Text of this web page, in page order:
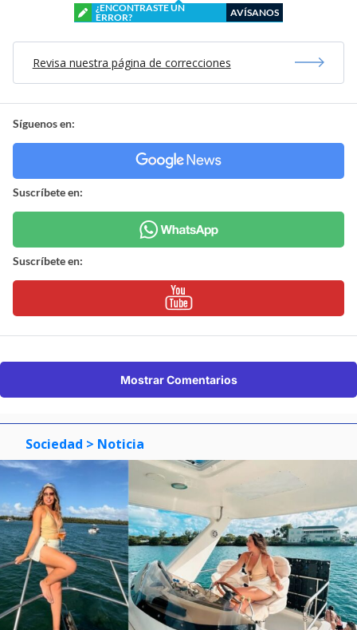
¿ENCONTRASTE UN
ERROR?
AVÍSANOS
Revisa nuestra página de correcciones
Síguenos en:
Suscríbete en:
Suscríbete en:
Mostrar Comentarios
Sociedad > Noticia